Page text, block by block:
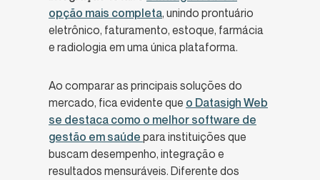
opção mais completa, unindo prontuário
eletrônico, faturamento, estoque, farmácia
e radiologia em uma única plataforma.
Ao comparar as principais soluções do
mercado, fica evidente que o Datasigh Web
se destaca como o melhor software de
gestão em saúde para instituições que
buscam desempenho, integração e
resultados mensuráveis. Diferente dos